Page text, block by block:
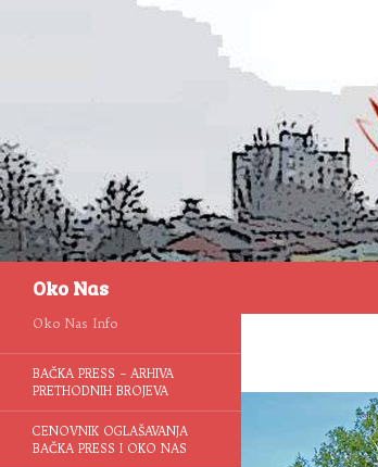
Oko Nas
Oko Nas Info
BAČKA PRESS – ARHIVA
PRETHODNIH BROJEVA
CENOVNIK OGLAŠAVANJA
BAČKA PRESS I OKO NAS